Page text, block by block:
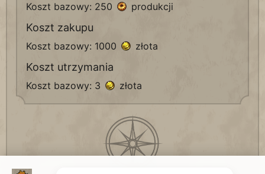
Koszt bazowy: 250 produkcji
Koszt zakupu
Koszt bazowy: 1000 złota
Koszt utrzymania
Koszt bazowy: 3 złota